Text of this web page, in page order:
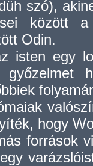
szó),
között
Odin.
isten egy
győzelmet
hogy
források